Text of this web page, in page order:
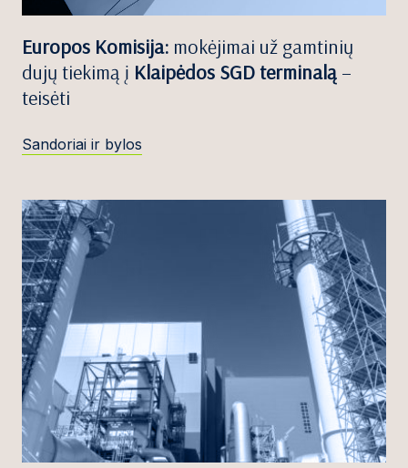
Europos Komisija: mokėjimai už gamtinių
dujų tiekimą į Klaipėdos SGD terminalą –
teisėti
Sandoriai ir bylos